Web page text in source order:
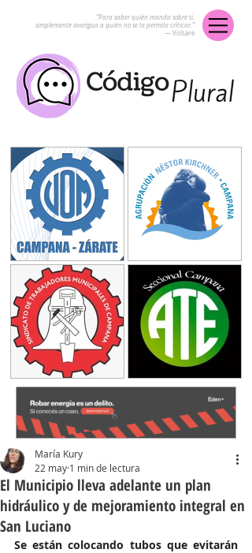
“Para saber quién manda sobre ti,
simplemente averigua a quién no se te permite criticar.”
― Voltaire
El Municipio lleva adelante un plan
hidráulico y de mejoramiento integral en
San Luciano
María Kury
22 may 1 min de lectura
Se están colocando tubos que evitarán